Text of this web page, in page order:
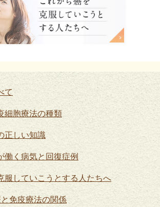
て
細胞療法の種類
正しい知識
働く病気と回復症例
服していこうとする人たちへ
免疫療法の関係